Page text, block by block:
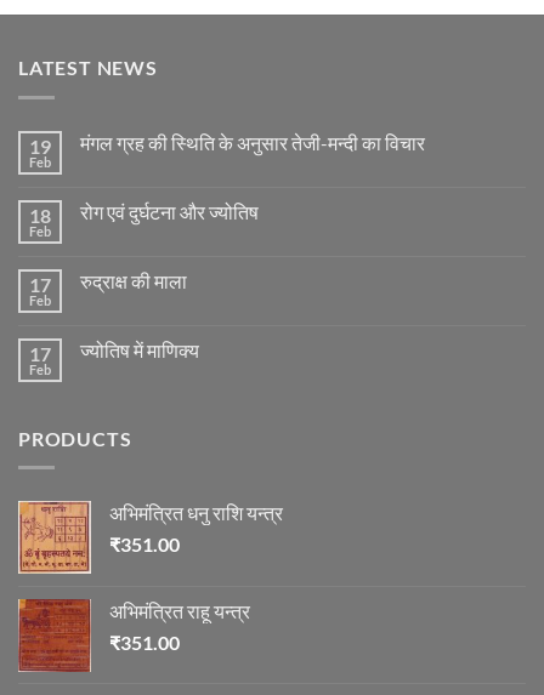
LATEST NEWS
19
Feb
मंगल ग्रह की स्थिति के अनुसार तेजी-मन्दी का विचार
मंगल
के
अनुसार
विचार
18
Feb
रोग एवं दुर्घटना और ज्योतिष
रोग
ज्योतिष
17
Feb
रुद्राक्ष की माला
रुद्राक्ष
17
Feb
ज्योतिष में माणिक्य
में
PRODUCTS
अभिमंत्रित धनु राशि यन्त्र
₹351.00
अभिमंत्रित राहू यन्त्र
₹351.00